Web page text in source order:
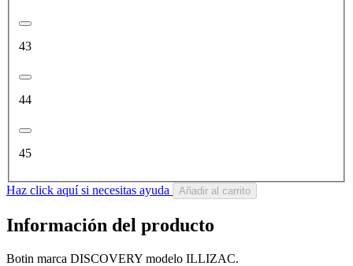
43
44
45
Haz click aquí si necesitas ayuda Añadir al carrito
Información del producto
Botin marca DISCOVERY modelo ILLIZAC.